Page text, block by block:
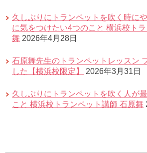
久しぶりにトランペットを吹く時に
に気をつけたい4つのこと 横浜校ト
舞 2026年4月28日
石原舞先生のトランペットレッスン
した【横浜校限定】
2026年3月31日
久しぶりにトランペットを吹く人が
こと 横浜校トランペット講師 石原舞